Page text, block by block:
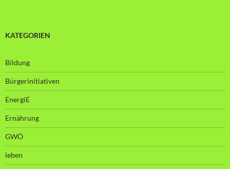
KATEGORIEN
Bildung
Bürgerinitiativen
EnergiE
Ernährung
GWÖ
leben